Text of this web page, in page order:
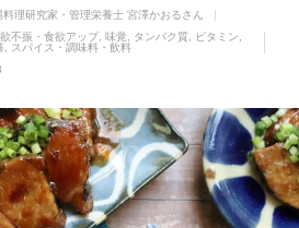
料理研究家・管理栄養士 宮澤かおるさん
不振・食欲アップ 味覚 タンパク質
ビタミン
スパイス・調味料・飲料